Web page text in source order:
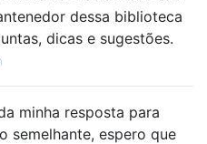
dessa biblioteca
dicas e sugestões.
minha resposta para
semelhante, espero que